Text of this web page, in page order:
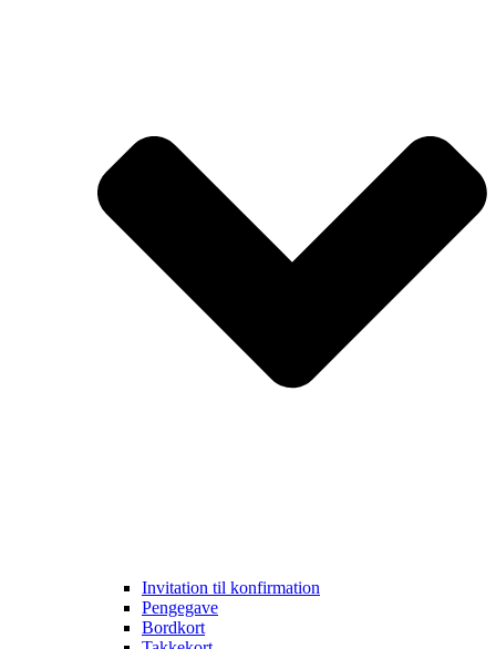
Invitation til konfirmation
Pengegave
Bordkort